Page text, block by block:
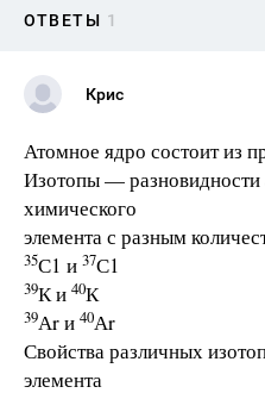
ОТВЕТЫ 1
Крис
Атомное ядро состоит из
Изотопы — разновидности
химического
элемента с разным
35С1 и 37С1
39К и 40К
39Аr и 40Аr
Свойства различных
элемента